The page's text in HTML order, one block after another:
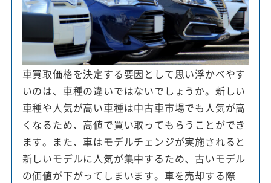
車買取価格を決定する要因として思い浮かべやす
いのは、車種の違いではないでしょうか。新しい
車種や人気が高い車種は中古車市場でも人気が高
くなるため、高値で買い取ってもらうことができ
ます。また、車はモデルチェンジが実施されると
新しいモデルに人気が集中するため、古いモデル
の価値が下がってしまいます。車を売却する際